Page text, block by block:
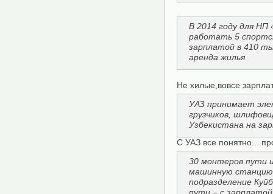
В 2014 году для НП
работать 5
зарплатой в 410
аренда жилья
Не хилые,вовсе
УАЗ принимает
грузчиков,
Узбекистана на
С УАЗ все
30 монтеров пути
машинную
подразделение